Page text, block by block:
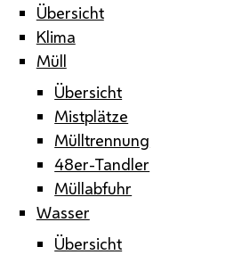
Übersicht
Klima
Müll
Übersicht
Mistplätze
Mülltrennung
48er-Tandler
Müllabfuhr
Wasser
Übersicht